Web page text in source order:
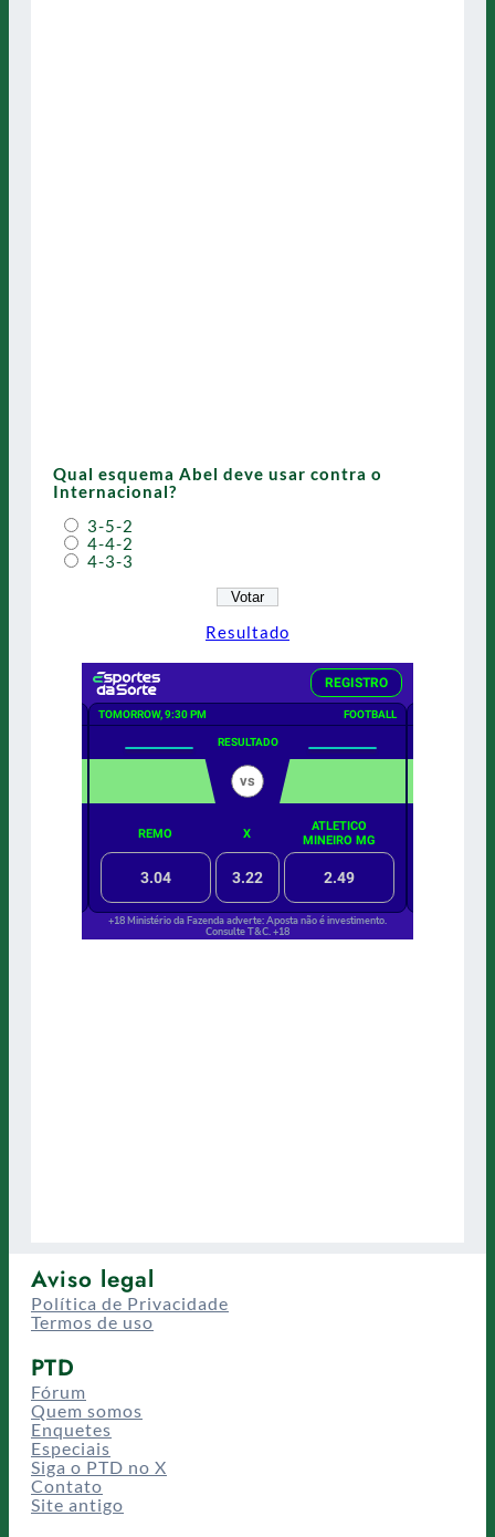
Qual esquema Abel deve usar contra o
Internacional?
3-5-2
4-4-2
4-3-3
Resultado
Aviso legal
Política de Privacidade
Termos de uso
PTD
Fórum
Quem somos
Enquetes
Especiais
Siga o PTD no X
Contato
Site antigo